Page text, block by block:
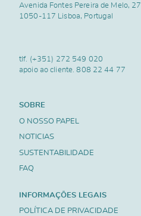
Avenida Fontes Pereira de Melo, 27
1050-117 Lisboa, Portugal
tlf. (+351) 272 549 020
apoio ao cliente.808 22 44 77
SOBRE
O NOSSO PAPEL
NOTICIAS
SUSTENTABILIDADE
FAQ
INFORMAÇÕES LEGAIS
POLÍTICA DE PRIVACIDADE